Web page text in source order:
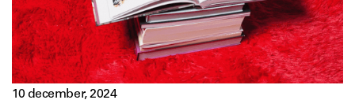
10 december, 2024